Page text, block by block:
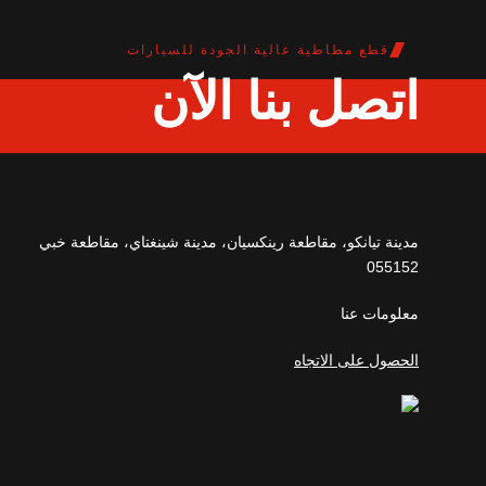
قطع مطاطية عالية الجودة للسيارات
اتصل بنا الآن
مدينة تيانكو، مقاطعة رينكسيان، مدينة شينغتاي، مقاطعة خبي
055152
معلومات عنا
الحصول على الاتجاه